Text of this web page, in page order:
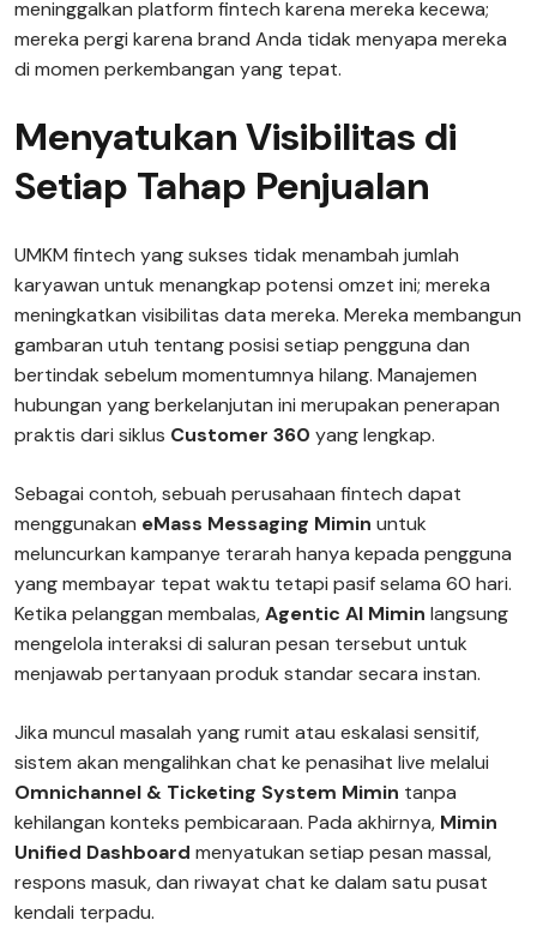
meninggalkan platform fintech karena mereka kecewa;
mereka pergi karena brand Anda tidak menyapa mereka
di momen perkembangan yang tepat.
Menyatukan Visibilitas di
Setiap Tahap Penjualan
UMKM fintech yang sukses tidak menambah jumlah
karyawan untuk menangkap potensi omzet ini; mereka
meningkatkan visibilitas data mereka. Mereka membangun
gambaran utuh tentang posisi setiap pengguna dan
bertindak sebelum momentumnya hilang. Manajemen
hubungan yang berkelanjutan ini merupakan penerapan
praktis dari siklus Customer 360 yang lengkap.
Sebagai contoh, sebuah perusahaan fintech dapat
menggunakan eMass Messaging Mimin untuk
meluncurkan kampanye terarah hanya kepada pengguna
yang membayar tepat waktu tetapi pasif selama 60 hari.
Ketika pelanggan membalas,Agentic AI Mimin langsung
mengelola interaksi di saluran pesan tersebut untuk
menjawab pertanyaan produk standar secara instan.
Jika muncul masalah yang rumit atau eskalasi sensitif,
sistem akan mengalihkan chat ke penasihat live melalui
Omnichannel & Ticketing System Mimin tanpa
kehilangan konteks pembicaraan. Pada akhirnya, Mimin
Unified Dashboard menyatukan setiap pesan massal,
respons masuk, dan riwayat chat ke dalam satu pusat
kendali terpadu.